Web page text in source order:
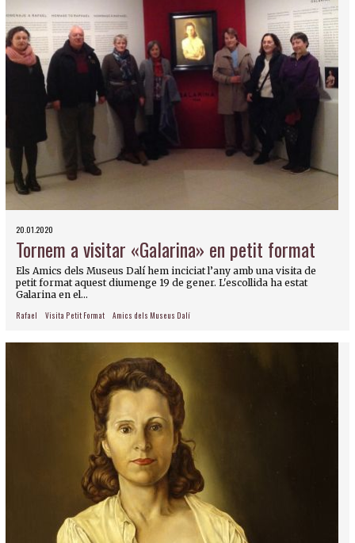
20.01.2020
Tornem a visitar «Galarina» en petit format
Els Amics dels Museus Dalí hem inciciat l’any amb una visita de
petit format aquest diumenge 19 de gener. L'escollida ha estat
Galarina en el...
Rafael Visita Petit Format Amics dels Museus Dalí